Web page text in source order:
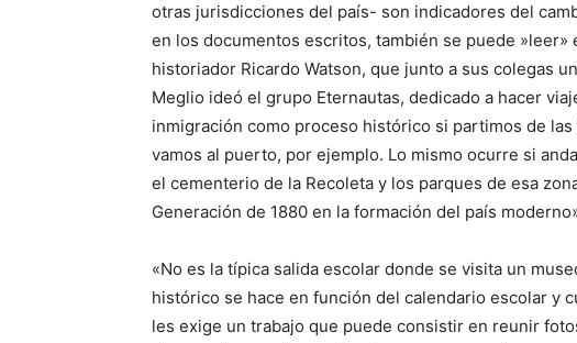
otras jurisdicciones del país- son indicadores del
en los documentos escritos, también se puede
historiador Ricardo Watson, que junto a sus colegas
Meglio ideó el grupo Eternautas, dedicado a hacer
inmigración como proceso histórico si partimos de
vamos al puerto, por ejemplo. Lo mismo ocurre si
el cementerio de la Recoleta y los parques de esa
Generación de 1880 en la formación del país
«No es la típica salida escolar donde se visita un
histórico se hace en función del calendario escolar y
les exige un trabajo que puede consistir en reunir